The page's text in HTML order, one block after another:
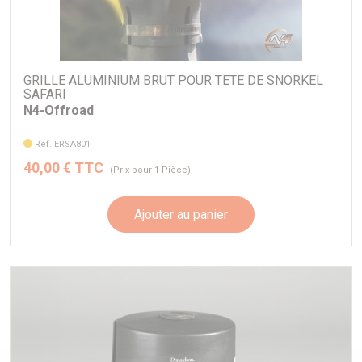
GRILLE ALUMINIUM BRUT POUR TETE DE SNORKEL
SAFARI
N4-Offroad
Réf. ERSA801
40,00 € TTC (Prix pour 1 Pièce)
Ajouter au panier